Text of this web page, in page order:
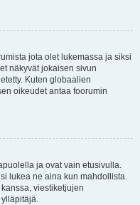
jota olet lukemassa ja siksi
näkyvät jokaisen sivun
Kuten globaalien
oikeudet antaa foorumin
ja ovat vain etusivulla.
lukea ne aina kun mahdollista.
viestiketjujen